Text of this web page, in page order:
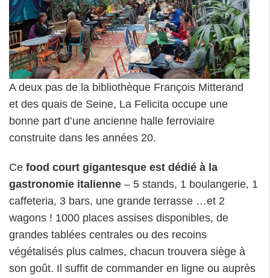
A deux pas de la bibliothèque François Mitterand
et des quais de Seine, La Felicita occupe une
bonne part d’une ancienne halle ferroviaire
construite dans les années 20.
Ce food court gigantesque est dédié à la
gastronomie italienne – 5 stands, 1 boulangerie, 1
caffeteria, 3 bars, une grande terrasse …et 2
wagons ! 1000 places assises disponibles, de
grandes tablées centrales ou des recoins
végétalisés plus calmes, chacun trouvera siège à
son goût. Il suffit de commander en ligne ou auprès